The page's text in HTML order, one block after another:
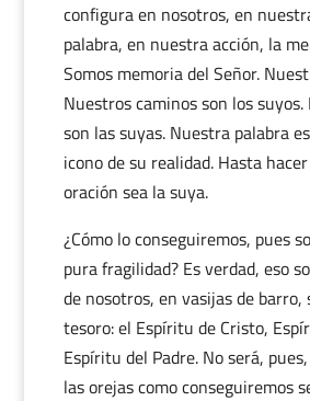
configura en nosotros, en
palabra, en nuestra acción, la
Somos memoria del Señor.
Nuestros caminos son los
son las suyas. Nuestra palabra
icono de su realidad. Hasta
oración sea la suya.
¿Cómo lo conseguiremos, pues
pura fragilidad? Es verdad, eso
de nosotros, en vasijas de barro,
tesoro: el Espíritu de Cristo,
Espíritu del Padre. No será,
las orejas como conseguiremos